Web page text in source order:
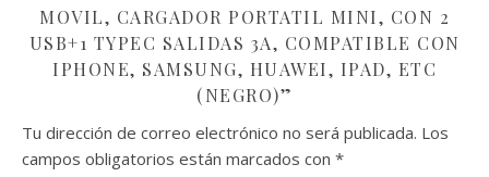
MOVIL, CARGADOR PORTATIL MINI, CON 2
USB+1 TYPEC SALIDAS 3A, COMPATIBLE CON
IPHONE, SAMSUNG, HUAWEI, IPAD, ETC
(NEGRO)”
Tu dirección de correo electrónico no será publicada. Los
campos obligatorios están marcados con *